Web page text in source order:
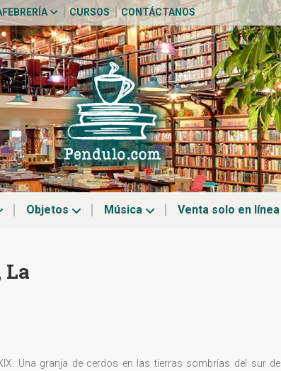
CURSOS CONTÁCTANOS
Objetos Música Venta solo en línea
La
Una granja de cerdos en las tierras sombrías del sur de